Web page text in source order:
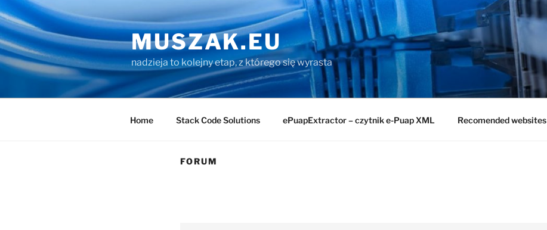
Przejdź
do
treści
MUSZAK.EU
nadzieja to kolejny etap, z którego się wyrasta
Home Stack Code Solutions ePuapExtractor – czytnik e-Puap XML Recomended websites
FORUM